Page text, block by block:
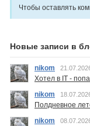
Чтобы оставлять
Новые записи в
nikom
Хотел в IT -
nikom
Полдневное
nikom